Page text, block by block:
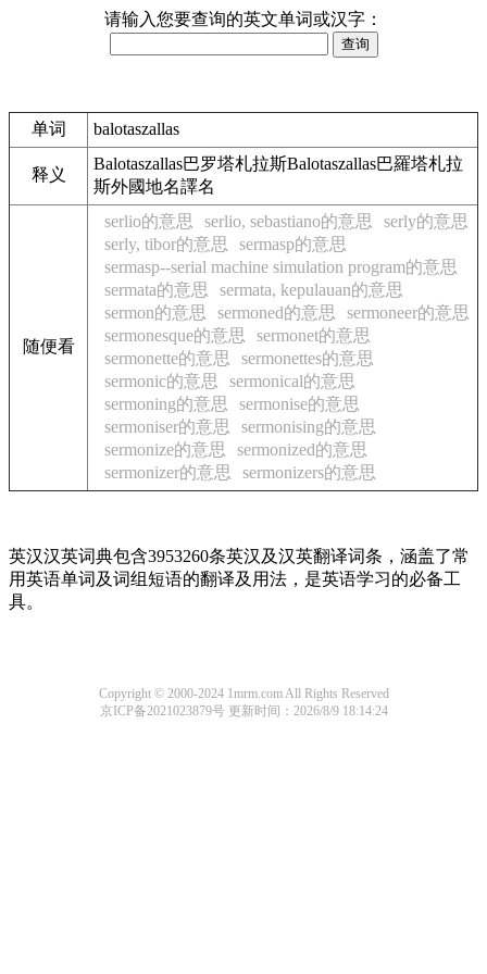
请输入您要查询的英文单词或汉字：
单词 balotaszallas
释义
Balotaszallas巴罗塔札拉斯Balotaszallas巴羅塔札拉
斯外國地名譯名
随便看
serlio的意思 serlio, sebastiano的意思
serly的意思
serly, tibor的意思
sermasp的意思
sermasp--serial machine simulation program的意思
sermata的意思
sermata, kepulauan的意思
sermon的意思
sermoned的意思
sermoneer的意思
sermonesque的意思
sermonet的意思
sermonette的意思
sermonettes的意思
sermonic的意思
sermonical的意思
sermoning的意思
sermonise的意思
sermoniser的意思
sermonising的意思
sermonize的意思
sermonized的意思
sermonizer的意思
sermonizers的意思
英汉汉英词典包含3953260条英汉及汉英翻译词条，涵盖了常
用英语单词及词组短语的翻译及用法，是英语学习的必备工
具。
Copyright © 2000-2024 1mrm.com All Rights Reserved
京ICP备2021023879号 更新时间：2026/8/9 18:14:24